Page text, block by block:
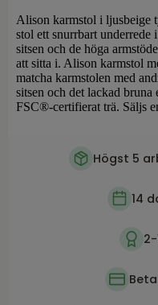
Alison karmstol i ljusbeige
stol ett snurrbart underrede
sitsen och de höga
att sitta i. Alison karmstol
matcha karmstolen med
sitsen och det lackad bruna
FSC®-certifierat trä. Säljs
Högst 5
14